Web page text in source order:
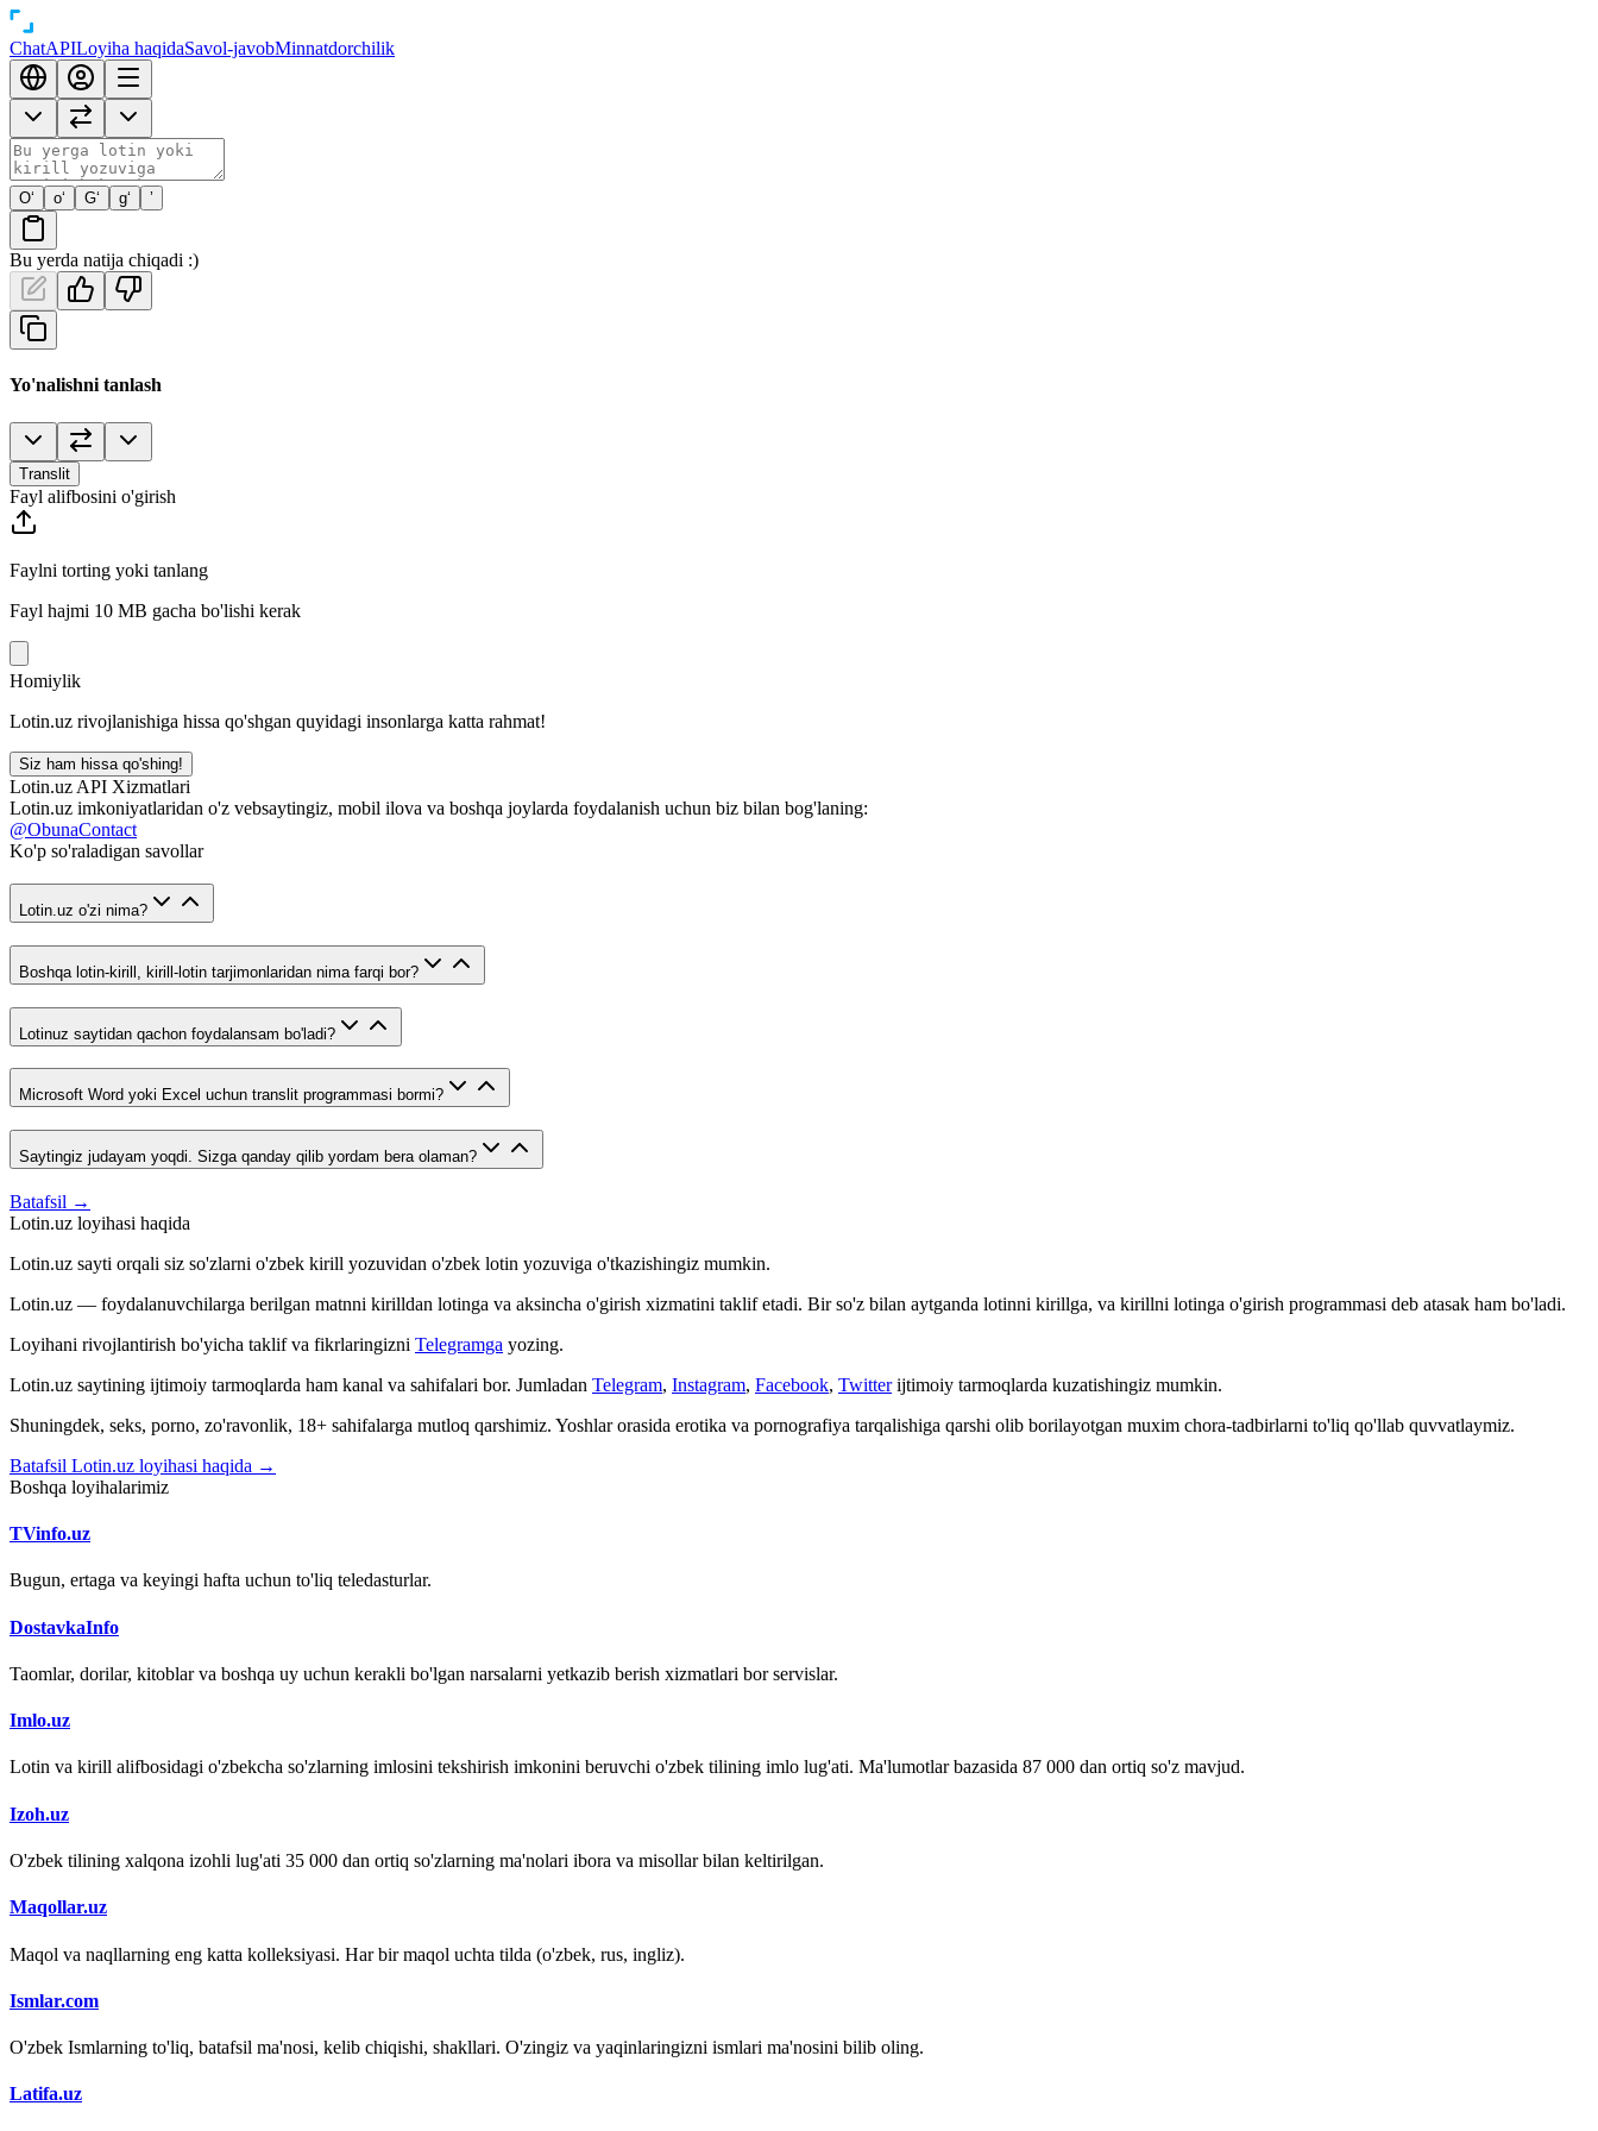
ChatAPILoyiha haqidaSavol-javobMinnatdorchilik
O‘ o‘ G‘ g‘ ’
Bu yerda natija chiqadi :)
Yo'nalishni tanlash
Translit
Fayl alifbosini o'girish
Faylni torting yoki tanlang
Fayl hajmi 10 MB gacha bo'lishi kerak
Homiylik
Lotin.uz rivojlanishiga hissa qo'shgan quyidagi insonlarga katta rahmat!
Siz ham hissa qo'shing!
Lotin.uz API Xizmatlari
Lotin.uz imkoniyatlaridan o'z vebsaytingiz, mobil ilova va boshqa joylarda foydalanish uchun biz bilan bog'laning:
@ObunaContact
Ko'p so'raladigan savollar
Lotin.uz o'zi nima?
Boshqa lotin-kirill, kirill-lotin tarjimonlaridan nima farqi bor?
Lotinuz saytidan qachon foydalansam bo'ladi?
Microsoft Word yoki Excel uchun translit programmasi bormi?
Saytingiz judayam yoqdi. Sizga qanday qilib yordam bera olaman?
Batafsil →
Lotin.uz loyihasi haqida
Lotin.uz sayti orqali siz so'zlarni o'zbek kirill yozuvidan o'zbek lotin yozuviga o'tkazishingiz mumkin.
Lotin.uz — foydalanuvchilarga berilgan matnni kirilldan lotinga va aksincha o'girish xizmatini taklif etadi. Bir so'z bilan aytganda lotinni kirillga, va kirillni lotinga o'girish programmasi deb atasak ham bo'ladi.
Loyihani rivojlantirish bo'yicha taklif va fikrlaringizni Telegramga yozing.
Lotin.uz saytining ijtimoiy tarmoqlarda ham kanal va sahifalari bor. Jumladan Telegram, Instagram, Facebook, Twitter ijtimoiy tarmoqlarda kuzatishingiz mumkin.
Shuningdek, seks, porno, zo'ravonlik, 18+ sahifalarga mutloq qarshimiz. Yoshlar orasida erotika va pornografiya tarqalishiga qarshi olib borilayotgan muxim chora-tadbirlarni to'liq qo'llab quvvatlaymiz.
Batafsil Lotin.uz loyihasi haqida →
Boshqa loyihalarimiz
TVinfo.uz
Bugun, ertaga va keyingi hafta uchun to'liq teledasturlar.
DostavkaInfo
Taomlar, dorilar, kitoblar va boshqa uy uchun kerakli bo'lgan narsalarni yetkazib berish xizmatlari bor servislar.
Imlo.uz
Lotin va kirill alifbosidagi o'zbekcha so'zlarning imlosini tekshirish imkonini beruvchi o'zbek tilining imlo lug'ati. Ma'lumotlar bazasida 87 000 dan ortiq so'z mavjud.
Izoh.uz
O'zbek tilining xalqona izohli lug'ati 35 000 dan ortiq so'zlarning ma'nolari ibora va misollar bilan keltirilgan.
Maqollar.uz
Maqol va naqllarning eng katta kolleksiyasi. Har bir maqol uchta tilda (o'zbek, rus, ingliz).
Ismlar.com
O'zbek Ismlarning to'liq, batafsil ma'nosi, kelib chiqishi, shakllari. O'zingiz va yaqinlaringizni ismlari ma'nosini bilib oling.
Latifa.uz